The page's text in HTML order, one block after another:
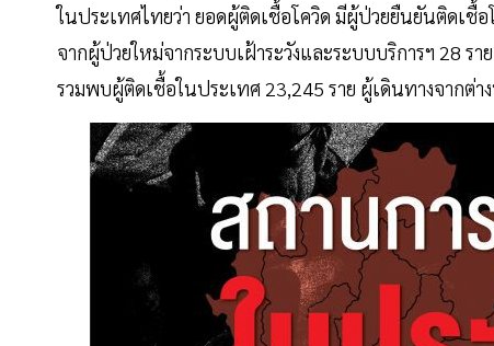
ในประเทศไทยว่า ยอดผู้ติดเชื้อโควิด มีผู้ป่วยยืนยันติดเชื้
จากผู้ป่วยใหม่จากระบบเฝ้าระวังและระบบบริการฯ 28 ร
รวมพบผู้ติดเชื้อในประเทศ 23,245 ราย ผู้เดินทางจากต่